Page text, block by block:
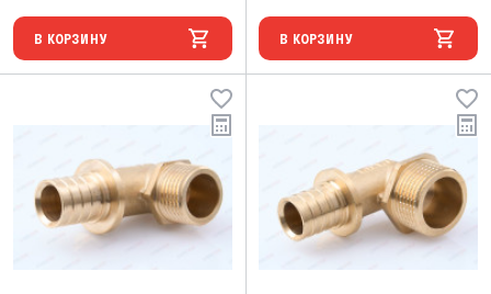
В КОРЗИНУ В КОРЗИНУ